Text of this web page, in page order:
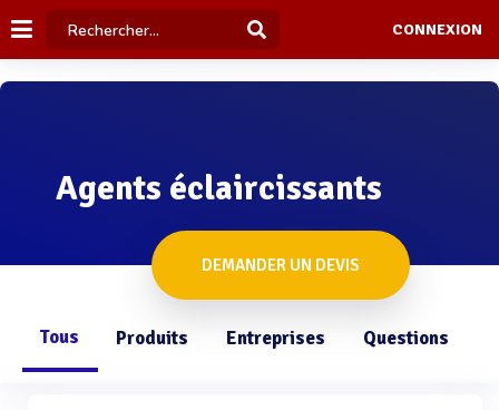
CONNEXION
Agents éclaircissants
DEMANDER UN DEVIS
Tous Produits Entreprises Questions